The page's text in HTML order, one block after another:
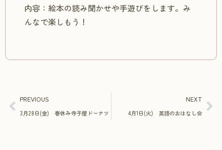
内容：絵本の読み聞かせや手遊びをします。み
んなで楽しもう！
PREVIOUS
3月28日(金) 春休み寺子屋ドーナツ
NEXT
4月1日(火) 英語のおはなし会